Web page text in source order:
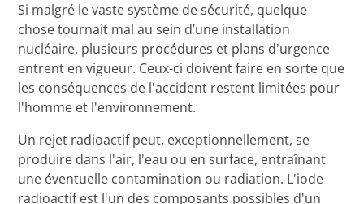
Si malgré le vaste système de sécurité, quelque
chose tournait mal au sein d’une installation
nucléaire, plusieurs procédures et plans d'urgence
entrent en vigueur. Ceux-ci doivent faire en sorte que
les conséquences de l'accident restent limitées pour
l'homme et l'environnement.
Un rejet radioactif peut, exceptionnellement, se
produire dans l'air, l'eau ou en surface, entraînant
une éventuelle contamination ou radiation. L'iode
radioactif est l'un des composants possibles d'un